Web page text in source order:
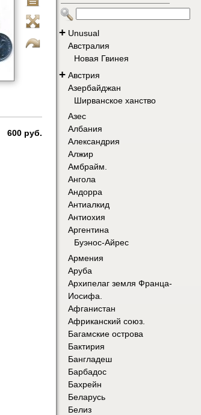
600 руб.
+ Unusual
Австралия
Новая Гвинея
+ Австрия
Азербайджан
Ширванское ханство
Азес
Албания
Александрия
Алжир
Амбрайм.
Ангола
Андорра
Антиалкид
Антиохия
Аргентина
Буэнос-Айрес
Армения
Аруба
Архипелаг земля Франца-
Иосифа.
Афганистан
Африканский союз.
Багамские острова
Бактирия
Бангладеш
Барбадос
Бахрейн
Беларусь
Белиз